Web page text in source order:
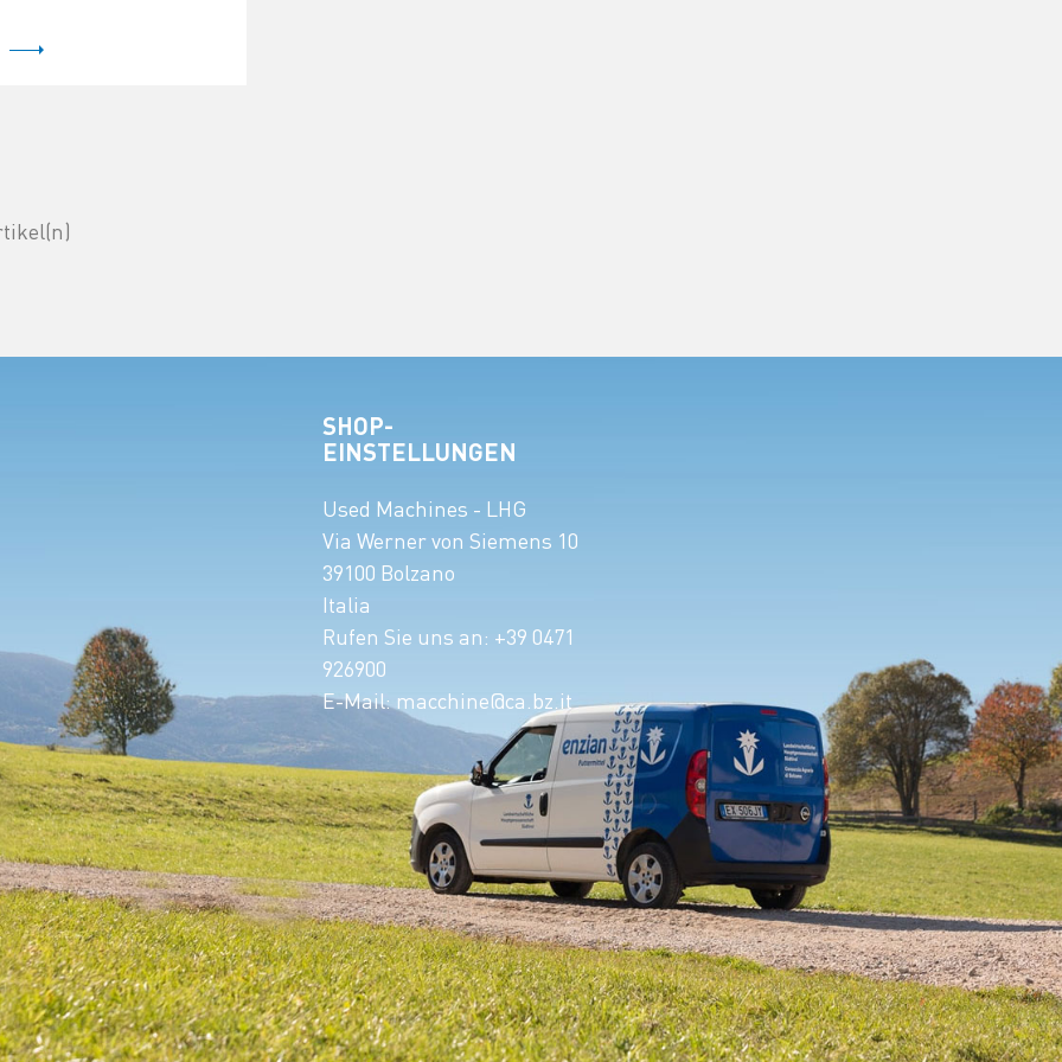
SHOP-
EINSTELLUNGEN
Used Machines - LHG
Via Werner von Siemens 10
39100 Bolzano
Italia
Rufen Sie uns an: +39 0471
926900
E-Mail: macchine@ca.bz.it